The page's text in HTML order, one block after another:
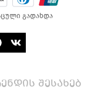
გადახდა
შესახებ